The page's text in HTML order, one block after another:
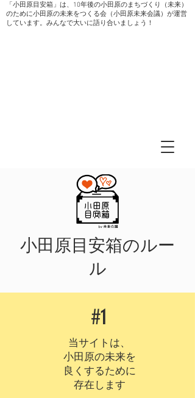
「小田原目安箱」は、10年後の小田原のまちづくり（未来）
のために小田原の未来をつくる会（小田原未来会議）が運営
しています。みんなで大いに語り合いましょう！
#1
当サイトは、
小田原の未来を
良くするために
存在します
小田原目安箱のルー
ル